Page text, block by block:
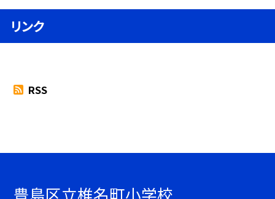
リンク
RSS
豊島区立椎名町小学校